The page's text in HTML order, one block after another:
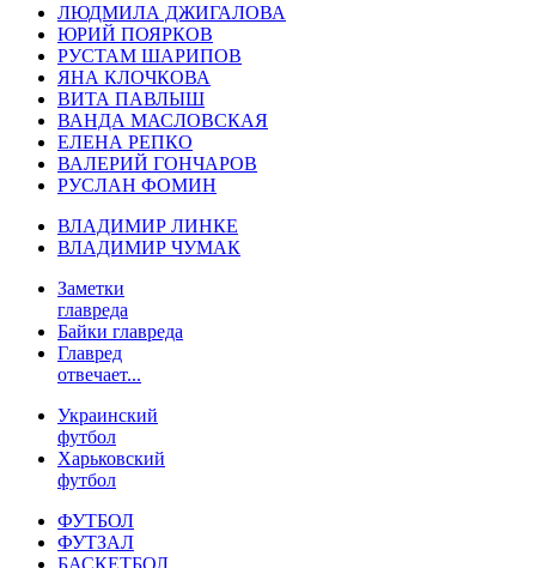
ЛЮДМИЛА ДЖИГАЛОВА
ЮРИЙ ПОЯРКОВ
РУСТАМ ШАРИПОВ
ЯНА КЛОЧКОВА
ВИТА ПАВЛЫШ
ВАНДА МАСЛОВСКАЯ
ЕЛЕНА РЕПКО
ВАЛЕРИЙ ГОНЧАРОВ
РУСЛАН ФОМИН
ВЛАДИМИР ЛИНКЕ
ВЛАДИМИР ЧУМАК
Заметки
главреда
Байки главреда
Главред
отвечает...
Украинский
футбол
Харьковский
футбол
ФУТБОЛ
ФУТЗАЛ
БАСКЕТБОЛ